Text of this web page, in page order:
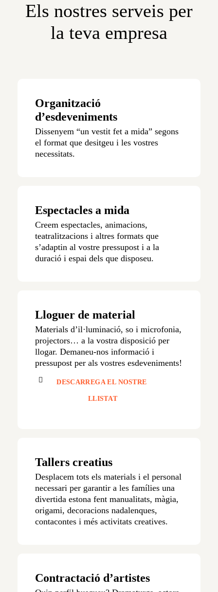
Els nostres serveis per
la teva empresa
Organització
d’esdeveniments
Dissenyem “un vestit fet a mida” segons
el format que desitgeu i les vostres
necessitats.
Espectacles a mida
Creem espectacles, animacions,
teatralitzacions i altres formats que
s’adaptin al vostre pressupost i a la
duració i espai dels que disposeu.
Lloguer de material
Materials d’il·luminació, so i microfonia,
projectors… a la vostra disposició per
llogar. Demaneu-nos informació i
pressupost per als vostres esdeveniments!
DESCARREGA EL NOSTRE
LLISTAT
Tallers creatius
Desplacem tots els materials i el personal
necessari per garantir a les famílies una
divertida estona fent manualitats, màgia,
origami, decoracions nadalenques,
contacontes i més activitats creatives.
Contractació d’artistes